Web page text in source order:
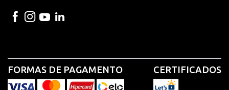
FORMAS DE PAGAMENTO CERTIFICADOS